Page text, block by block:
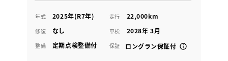
年式 2025年(R7年) 走行 22,000km
修復 なし 車検 2028年 3月
整備 定期点検整備付 保証 ロングラン保証付